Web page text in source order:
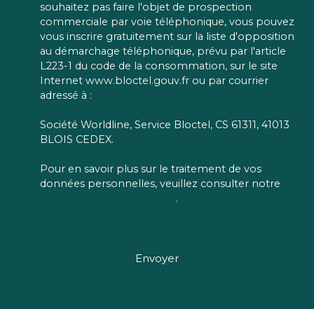
souhaitez pas faire l'objet de prospection
commerciale par voie téléphonique, vous pouvez
vous inscrire gratuitement sur la liste d'opposition
au démarchage téléphonique, prévu par l'article
L223-1 du code de la consommation, sur le site
Internet www.bloctel.gouv.fr ou par courrier
adressé à :
Société Worldline, Service Bloctel, CS 61311, 41013
BLOIS CEDEX.
Pour en savoir plus sur le traitement de vos
données personnelles, veuillez consulter notre
.
Envoyer